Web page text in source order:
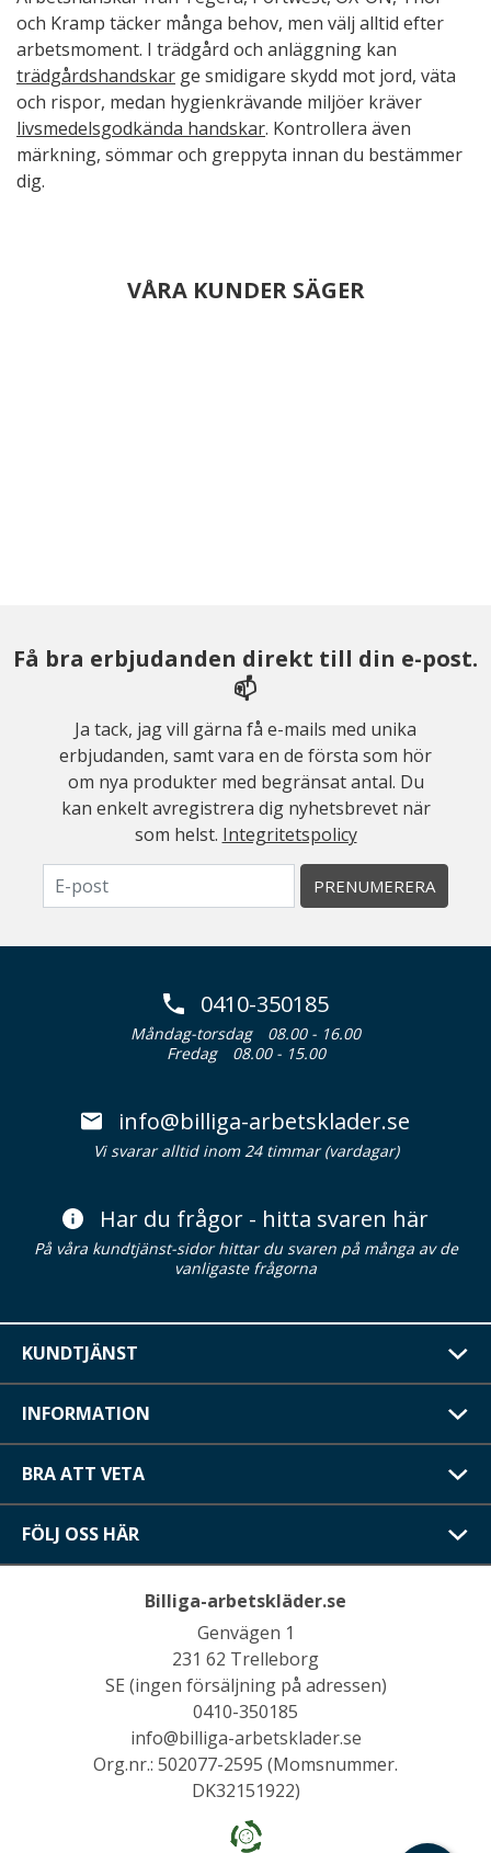
och Kramp täcker många behov, men välj alltid efter
arbetsmoment. I trädgård och anläggning kan
trädgårdshandskar ge smidigare skydd mot jord, väta
och rispor, medan hygienkrävande miljöer kräver
livsmedelsgodkända handskar. Kontrollera även
märkning, sömmar och greppyta innan du bestämmer
dig.
VÅRA KUNDER SÄGER
Få bra erbjudanden direkt till din e-post.
📫
Ja tack, jag vill gärna få e-mails med unika
erbjudanden, samt vara en de första som hör
om nya produkter med begränsat antal. Du
kan enkelt avregistrera dig nyhetsbrevet när
som helst. Integritetspolicy
PRENUMERERA
0410-350185
Måndag-torsdag
08.00 - 16.00
Fredag
08.00 - 15.00
info@billiga-arbetsklader.se
Vi svarar alltid inom 24 timmar (vardagar)
Har du frågor - hitta svaren här
På våra kundtjänst-sidor hittar du svaren på många av de
vanligaste frågorna
KUNDTJÄNST
INFORMATION
BRA ATT VETA
FÖLJ OSS HÄR
Billiga-arbetskläder.se
Genvägen 1
231 62 Trelleborg
SE (ingen försäljning på adressen)
0410-350185
info@billiga-arbetsklader.se
Org.nr.: 502077-2595 (Momsnummer.
DK32151922)